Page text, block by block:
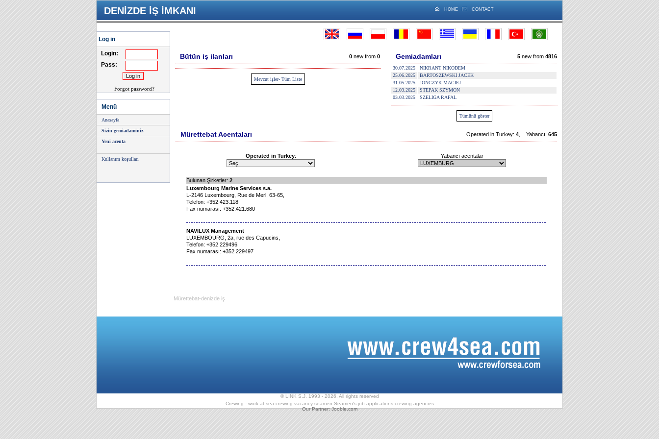
DENİZDE İŞ İMKANI HOME CONTACT
Log in
Login:
Pass:
Forgot password?
Menü
Anasayfa
Sizin gemiadaminiz
Yeni acenta
Kullanım koşulları
0 new from 0
Bütün iş ilanları
Mevcut işler- Tüm Liste
5 new from 4816
Gemiadamları
30.07.2025
NIKRANT NIKODEM
25.06.2025
BARTOSZEWSKI JACEK
31.05.2025
JONCZYK MACIEJ
12.03.2025
STEPAK SZYMON
03.03.2025
SZELIGA RAFAL
Tümünü göster
Operated in Turkey: 4 , Yabancı: 645
Mürettebat Acentaları
Operated in Turkey: Yabancı acentalar
Bulunan Şirketler: 2
Luxembourg Marine Services s.a.
L-2146 Luxembourg, Rue de Merl, 63-65,
Telefon: +352.423.118
Fax numarası: +352.421.680
NAVILUX Management
LUXEMBOURG, 2a, rue des Capucins,
Telefon: +352 229496
Fax numarası: +352 229497
Mürettebat-denizde iş
© LINK S.J. 1993 - 2026. All rights reserved
Crewing - work at sea crewing vacancy seamen Seamen's job applications crewing agencies
Our Partner: Jooble.com